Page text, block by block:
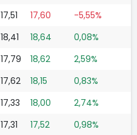
17,51 17,60
-5,55%
18,41 18,64
0,08%
17,79 18,62
2,59%
17,62 18,15
0,83%
17,33 18,00
2,74%
17,31 17,52
0,98%